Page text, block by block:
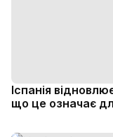
Іспанія
що це означає